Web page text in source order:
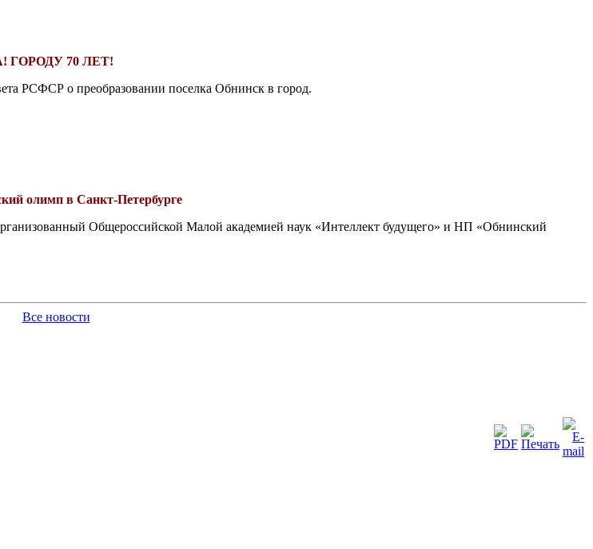
70 ЛЕТ!
РСФСР о преобразовании поселка Обнинск в город.
олимп в Санкт-Петербурге
Общероссийской Малой академией наук «Интеллект будущего» и НП «Обнинский
Все новости